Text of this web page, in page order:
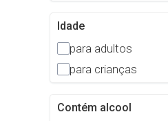
Idade
para adultos
para crianças
Contém alcool